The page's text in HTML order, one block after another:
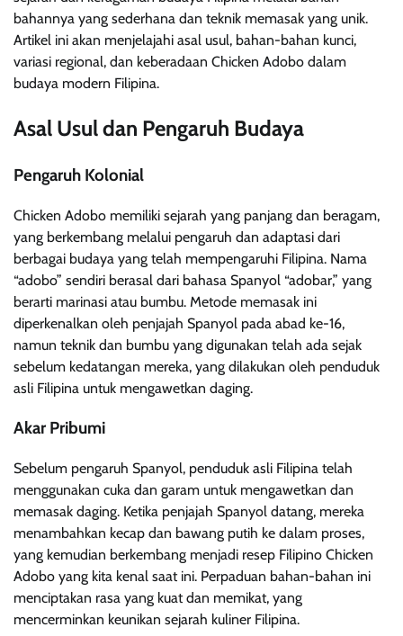
bahannya yang sederhana dan teknik memasak yang unik.
Artikel ini akan menjelajahi asal usul, bahan-bahan kunci,
variasi regional, dan keberadaan Chicken Adobo dalam
budaya modern Filipina.
Asal Usul dan Pengaruh Budaya
Pengaruh Kolonial
Chicken Adobo memiliki sejarah yang panjang dan beragam,
yang berkembang melalui pengaruh dan adaptasi dari
berbagai budaya yang telah mempengaruhi Filipina. Nama
“adobo” sendiri berasal dari bahasa Spanyol “adobar,” yang
berarti marinasi atau bumbu. Metode memasak ini
diperkenalkan oleh penjajah Spanyol pada abad ke-16,
namun teknik dan bumbu yang digunakan telah ada sejak
sebelum kedatangan mereka, yang dilakukan oleh penduduk
asli Filipina untuk mengawetkan daging.
Akar Pribumi
Sebelum pengaruh Spanyol, penduduk asli Filipina telah
menggunakan cuka dan garam untuk mengawetkan dan
memasak daging. Ketika penjajah Spanyol datang, mereka
menambahkan kecap dan bawang putih ke dalam proses,
yang kemudian berkembang menjadi resep Filipino Chicken
Adobo yang kita kenal saat ini. Perpaduan bahan-bahan ini
menciptakan rasa yang kuat dan memikat, yang
mencerminkan keunikan sejarah kuliner Filipina.